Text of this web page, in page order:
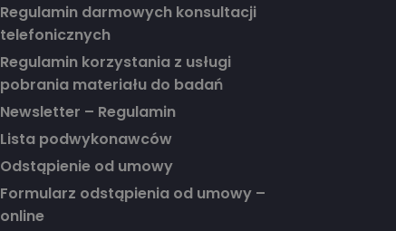
Regulamin darmowych konsultacji
telefonicznych
Regulamin korzystania z usługi
pobrania materiału do badań
Newsletter – Regulamin
Lista podwykonawców
Odstąpienie od umowy
Formularz odstąpienia od umowy –
online